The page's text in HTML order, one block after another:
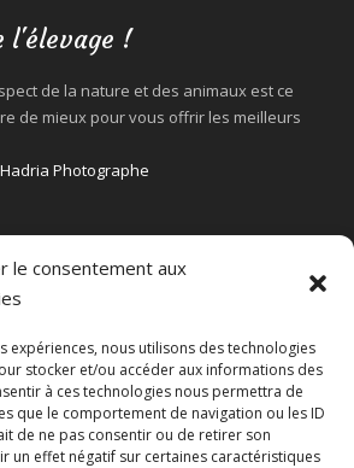
le consentement aux
expériences, nous utilisons des technologies
stocker et/ou accéder aux informations des
à ces technologies nous permettra de
que le comportement de navigation ou les ID
de ne pas consentir ou de retirer son
un effet négatif sur certaines caractéristiques
l'élevage !
de la nature et des animaux est ce
de mieux pour vous offrir les meilleurs
Photographe